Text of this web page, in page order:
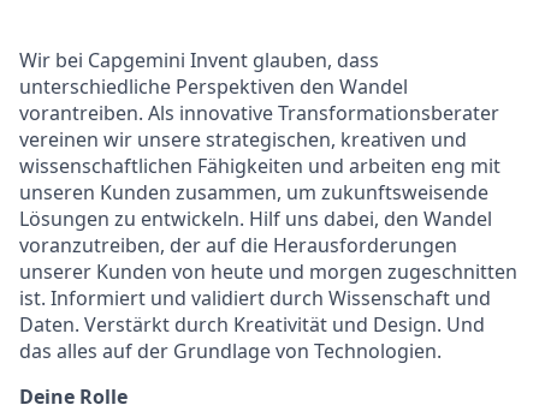
Wir bei Capgemini Invent glauben, dass
unterschiedliche Perspektiven den Wandel
vorantreiben. Als innovative Transformationsberater
vereinen wir unsere strategischen, kreativen und
wissenschaftlichen Fähigkeiten und arbeiten eng mit
unseren Kunden zusammen, um zukunftsweisende
Lösungen zu entwickeln. Hilf uns dabei, den Wandel
voranzutreiben, der auf die Herausforderungen
unserer Kunden von heute und morgen zugeschnitten
ist. Informiert und validiert durch Wissenschaft und
Daten. Verstärkt durch Kreativität und Design. Und
das alles auf der Grundlage von Technologien.
Deine Rolle